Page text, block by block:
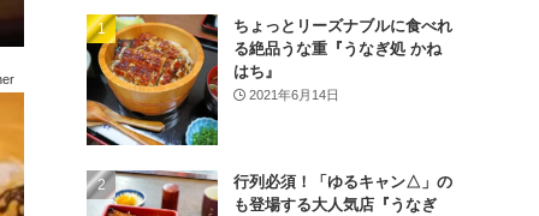
(11)
(1)
(3)
(26)
(46)
(49)
ちょっとリーズナブルに食べれ
る絶品うな重『うなぎ処 かね
はち』
2021年6月14日
行列必須！「ゆるキャン△」の
も登場する大人気店『うなぎ